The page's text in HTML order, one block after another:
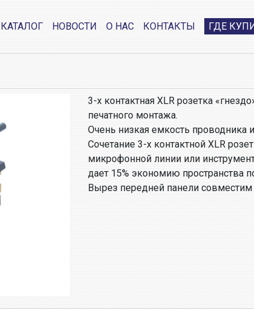
КАТАЛОГ НОВОСТИ О НАС КОНТАКТЫ ГДЕ
3-х контактная XLR розетка
печатного монтажа.
Очень низкая емкость проводника
Сочетание 3-х контактной XLR
микрофонной линии или
дает 15% экономию пространства
Вырез передней панели совместим